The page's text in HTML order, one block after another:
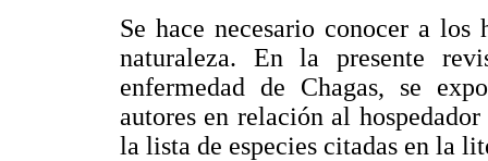
Se hace necesario conocer a
naturaleza. En la presente
enfermedad de Chagas, se
autores en relación al
la lista de especies citadas en la